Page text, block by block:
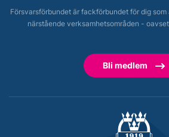
Försvarsförbundet är fackförbundet för dig
närstående verksamhetsområden -
Bli medlem